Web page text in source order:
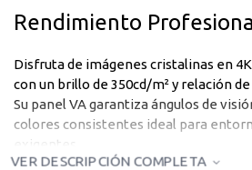
Rendimiento
Disfruta de imágenes cristalinas en 4K
con un brillo de 350cd/m² y relación
Su panel VA garantiza ángulos de
colores consistentes ideal para
exigentes.
VER DESCRIPCIÓN COMPLETA